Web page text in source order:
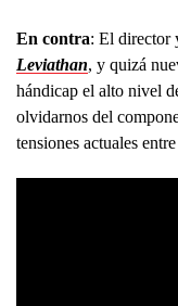
En contra: El director
Leviathan, y quizá
hándicap el alto nivel
olvidarnos del
tensiones actuales